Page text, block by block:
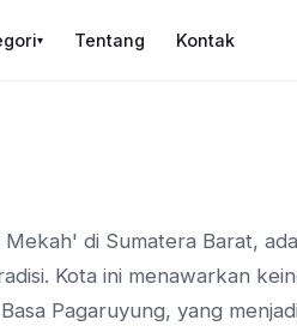
▾ Tentang Kontak
di Sumatera Barat,
Kota ini menawarkan
Pagaruyung, yang